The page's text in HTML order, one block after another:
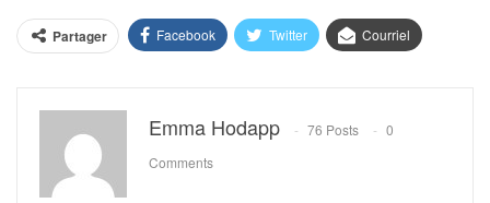
Partager Facebook Twitter Courriel
Emma Hodapp 76 Posts
0
Comments